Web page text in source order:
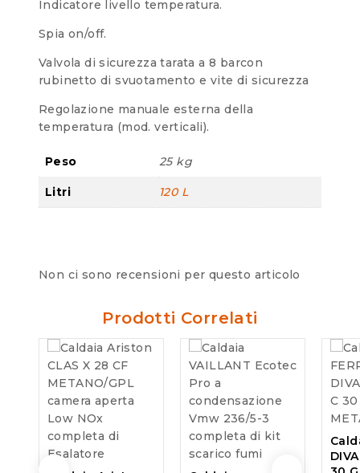
Indicatore livello temperatura.
Spia on/off.
Valvola di sicurezza tarata a 8 barcon
rubinetto di svuotamento e vite di sicurezza
Regolazione manuale esterna della
temperatura (mod. verticali).
Peso 25 kg
Litri 120 L
Non ci sono recensioni per questo articolo
Prodotti Correlati